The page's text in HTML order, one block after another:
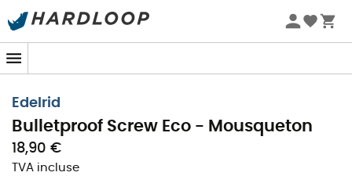
Promos d'été 🔥 -5 % EXTRA dès 2 produits* code Summer5
-5% Extra - Code Summer5
Edelrid
Bulletproof Screw Eco - Mousqueton
18,90 €
TVA incluse
au frottement de la corde ou aux plaquettes
Particulièrement durable grâce à l'absence
D'anodisation